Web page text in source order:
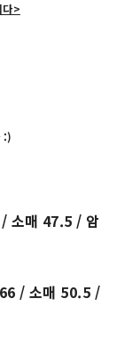
다>
:)
소매 47.5 / 암
/ 소매 50.5 /